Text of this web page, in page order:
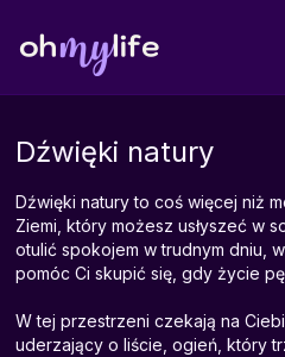
Dźwięki natury
Dźwięki natury to coś więcej niż
Ziemi, który możesz usłyszeć w
otulić spokojem w trudnym dniu,
pomóc Ci skupić się, gdy życie
W tej przestrzeni czekają na
uderzający o liście, ogień, który